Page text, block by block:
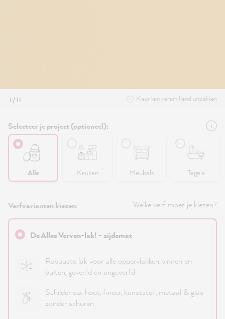
1 / 11 Kleur kan verschillend uitpakken
Selecteer je project (optioneel):
Alle Keuken Meubels Tegels
Verfvarianten kiezen: Welke verf moet je kiezen?
De Alles Verven-lak! - zijdemat
Robuuste lak voor alle oppervlakken binnen en
buiten, geverfd en ongeverfd
Schilder o.a. hout, fineer, kunststof, metaal & glas
zonder schuren